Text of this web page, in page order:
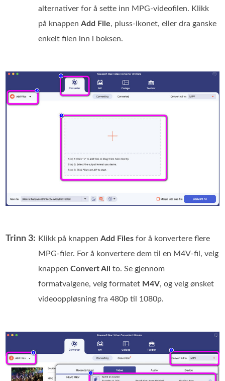
alternativer for å sette inn MPG-videofilen. Klikk
på knappenAdd File, pluss-ikonet, eller dra ganske
enkelt filen inn i boksen.
Trinn 3: Klikk på knappenAdd Files for å konvertere flere
MPG-filer. For å konvertere dem til en M4V-fil, velg
knappenConvert All
to. Se gjennom
formatvalgene, velg formatet M4V, og velg ønsket
videooppløsning fra 480p til 1080p.